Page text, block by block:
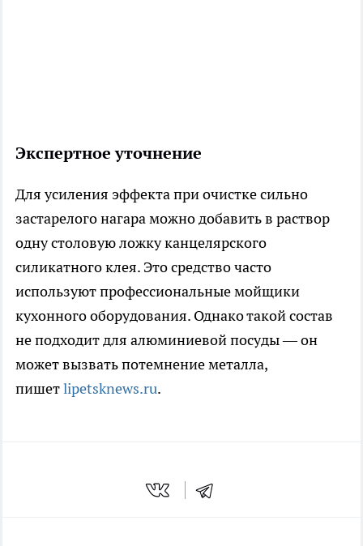
Экспертное уточнение
Для усиления эффекта при очистке сильно
застарелого нагара можно добавить в раствор
одну столовую ложку канцелярского
силикатного клея. Это средство часто
используют профессиональные мойщики
кухонного оборудования. Однако такой состав
не подходит для алюминиевой посуды — он
может вызвать потемнение металла,
пишетlipetsknews.ru.